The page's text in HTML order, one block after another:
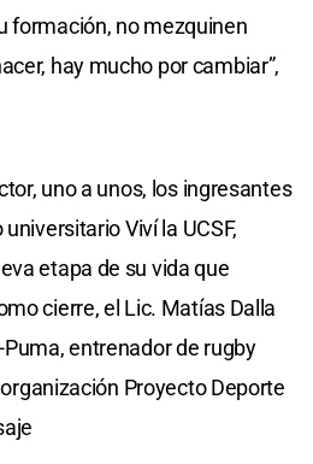
formación, no mezquinen
hay mucho por cambiar”,
uno a unos, los ingresantes
Viví la UCSF,
etapa de su vida que
cierre, el Lic. Matías Dalla
entrenador de rugby
Proyecto Deporte